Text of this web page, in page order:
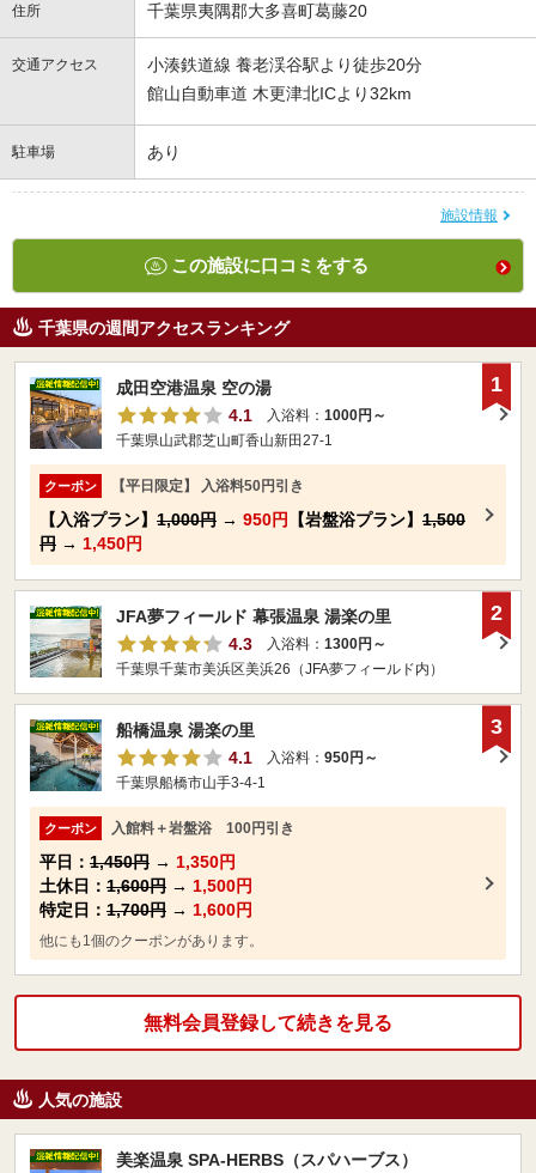
住所 千葉県夷隅郡大多喜町葛藤20
交通アクセス
小湊鉄道線 養老渓谷駅より徒歩20分
館山自動車道 木更津北ICより32km
駐車場 あり
施設情報
この施設に口コミをする
千葉県の週間アクセスランキング
成田空港温泉 空の湯
4.1
入浴料： 1000円～
千葉県山武郡芝山町香山新田27-1
クーポン 【平日限定】 入浴料50円引き
【入浴プラン】 1,000円 → 950円 【岩盤浴プラン】 1,500
円 → 1,450円
1
JFA夢フィールド 幕張温泉 湯楽の里
4.3
入浴料： 1300円～
千葉県千葉市美浜区美浜26（JFA夢フィールド内）
2
船橋温泉 湯楽の里
4.1
入浴料： 950円～
千葉県船橋市山手3-4-1
クーポン 入館料＋岩盤浴 100円引き
平日： 1,450円 → 1,350円
土休日： 1,600円 → 1,500円
特定日： 1,700円 → 1,600円
他にも1個のクーポンがあります。
3
無料会員登録して続きを見る
人気の施設
美楽温泉 SPA-HERBS（スパハーブス）